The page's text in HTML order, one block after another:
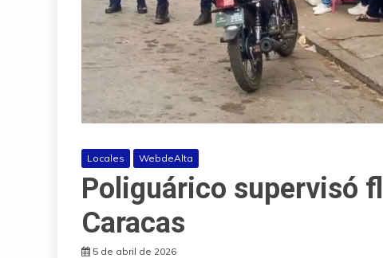
Locales WebdeAlta
Poliguárico supervisó
Caracas
5 de abril de 2026